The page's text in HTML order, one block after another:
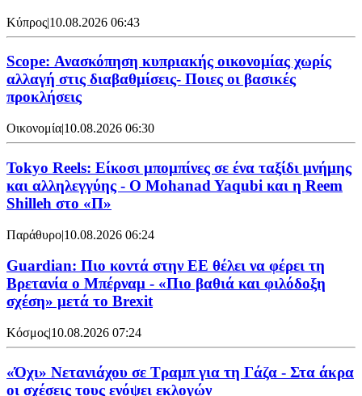
Κύπρος|10.08.2026 06:43
Scope: Ανασκόπηση κυπριακής οικονομίας χωρίς
αλλαγή στις διαβαθμίσεις- Ποιες οι βασικές
προκλήσεις
Οικονομία|10.08.2026 06:30
Tokyo Reels: Είκοσι μπομπίνες σε ένα ταξίδι μνήμης
και αλληλεγγύης - Ο Mohanad Yaqubi και η Reem
Shilleh στο «Π»
Παράθυρο|10.08.2026 06:24
Guardian: Πιο κοντά στην ΕΕ θέλει να φέρει τη
Βρετανία ο Μπέρναμ - «Πιο βαθιά και φιλόδοξη
σχέση» μετά το Brexit
Κόσμος|10.08.2026 07:24
«Όχι» Νετανιάχου σε Τραμπ για τη Γάζα - Στα άκρα
οι σχέσεις τους ενόψει εκλογών